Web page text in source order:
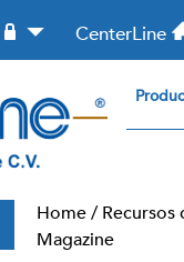
CenterLine
Home/
Magazine